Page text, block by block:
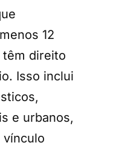
12
têm direito
Isso inclui
e urbanos,
vínculo